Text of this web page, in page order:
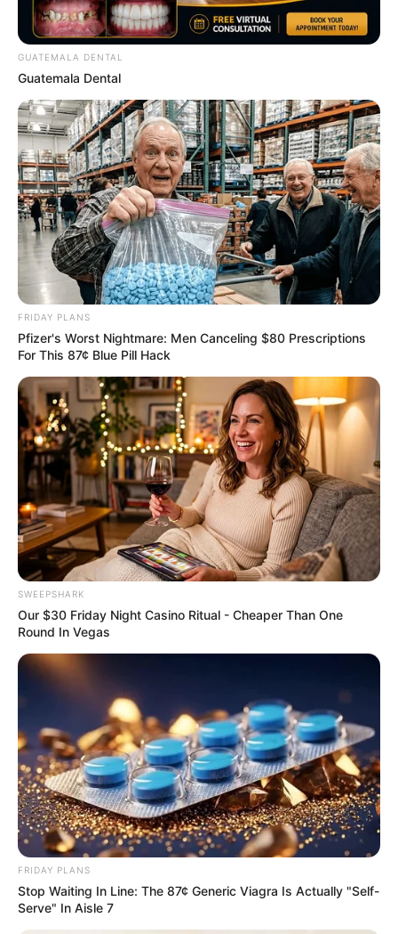
ดูดวง
เบอร์โทร คน Keep look เป๊ะทุกมุมดูดี
ทุกองศา คุณล่ะมีเลขคู่นี้ไหม
ดูดวง
วันที่ 1 ส.ค. 2569 วันคล้ายวันสำเร็จ
มรรคผลพระโพธิสัตว์กวนอิม
สีมงคล
แจกตาราง สีมงคลตามราศี 2569 ประจำ
เดือนสิงหาคม โดย อ.รักษ์ เลขเด็ด
ดูดวงรายปี
ดูดวงรายปี
มาแล้ว ! เปิดคำทำนาย อ.มิก พลิกดวง
ชะตา ดวงราศีธนู 2569
ดูดวงรายปี
GUATEMALA DENTAL
Guatemala Dental
FRIDAY PLANS
Pfizer's Worst Nightmare: Men Canceling $80 Prescriptions
For This 87¢ Blue Pill Hack
SWEEPSHARK
Our $30 Friday Night Casino Ritual - Cheaper Than One
Round In Vegas
FRIDAY PLANS
Stop Waiting In Line: The 87¢ Generic Viagra Is Actually "Self-
Serve" In Aisle 7